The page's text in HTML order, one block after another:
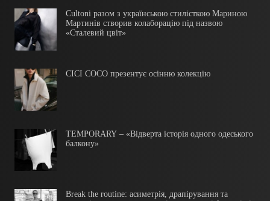
Cultoni разом з українською стилісткою Мариною
Мартинів створив колаборацію під назвою
«Сталевий цвіт»
CICI COCO презентує осінню колекцію
TEMPORARY – «Відверта історія одного одеського
балкону»
Break the routine: асиметрія, драпірування та